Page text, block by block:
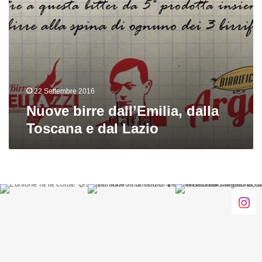
22 Settembre 2016
Nuove birre dall’Emilia, dalla
Toscana e dal Lazio